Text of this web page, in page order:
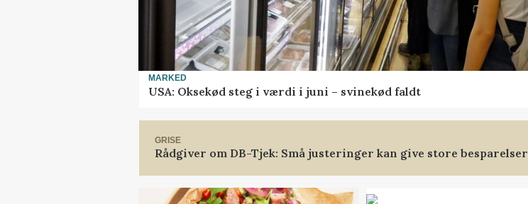
MARKED
USA: Oksekød steg i værdi i juni – svinekød faldt
GRISE
Rådgiver om DB-Tjek: Små justeringer kan give store besparelser